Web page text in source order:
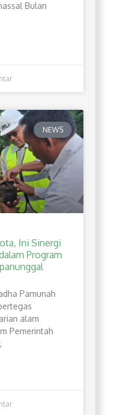
Bulan
NEWS
Ini Sinergi
Program
Pamunah
alam
Pemerintah